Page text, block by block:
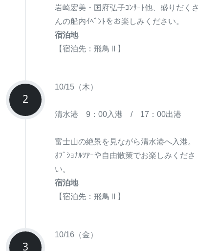
岩崎宏美・国府弘子ｺﾝｻｰﾄ他、盛りだくさ
んの船内ｲﾍﾞﾝﾄをお楽しみください。
宿泊地
【宿泊先：飛鳥Ⅱ】
2
10/15（木）
清水港 9：00入港 / 17：00出港
富士山の絶景を見ながら清水港へ入港。
ｵﾌﾟｼｮﾅﾙﾂｱｰや自由散策でお楽しみくださ
い。
宿泊地
【宿泊先：飛鳥Ⅱ】
3
10/16（金）